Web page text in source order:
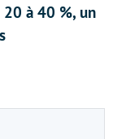
à 40 %, un